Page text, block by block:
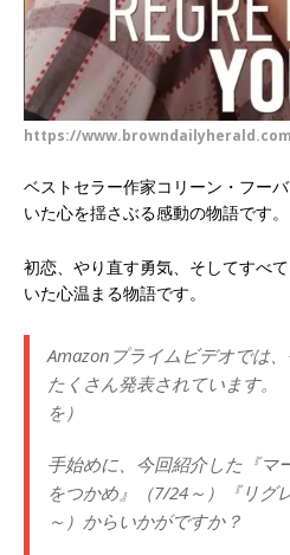
https://
ベストセラー作家コリーン・フー
いた心を揺さぶる感動の物語です。
初恋、やり直す勇気、そしてすべ
いた心温まる物語です。
Amazonプライムビデオでは
たくさん発表されています。
を）
手始めに、今回紹介した『マ
をつかめ』（7/24～）『リグ
～）からいかがですか？